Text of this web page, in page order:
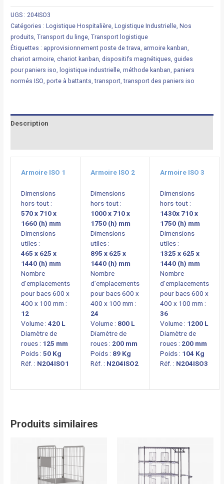
UGS :204ISO3
Catégories : Logistique Hospitalière, Logistique Industrielle, Nos
produits,Transport du linge,Transport logistique
Étiquettes : approvisionnement poste de trava, armoire kanban,
chariot armoire,chariot kanban, dispositifs magnétiques, guides
pour paniers iso, logistique industrielle,méthode kanban,paniers
normés ISO,porte à battants,transport,transport des paniers iso
Description
Armoire ISO 1
Dimensions
hors-tout :
570 x 710 x
1660 (h) mm
Dimensions
utiles :
465 x 625 x
1440 (h) mm
Nombre
d’emplacements
pour bacs 600 x
400 x 100 mm :
12
Volume :420 L
Diamètre de
roues : 125 mm
Poids :50 Kg
Réf. : N204ISO1
Armoire ISO 2
Dimensions
hors-tout :
1000 x 710 x
1750 (h) mm
Dimensions
utiles :
895 x 625 x
1440 (h) mm
Nombre
d’emplacements
pour bacs 600 x
400 x 100 mm :
24
Volume : 800 L
Diamètre de
roues : 200 mm
Poids : 89 Kg
Réf. : N204ISO2
Armoire ISO 3
Dimensions
hors-tout :
1430x 710 x
1750 (h) mm
Dimensions
utiles :
1325 x 625 x
1440 (h) mm
Nombre
d’emplacements
pour bacs 600 x
400 x 100 mm :
36
Volume : 1200 L
Diamètre de
roues : 200 mm
Poids : 104 Kg
Réf. : N204ISO3
Produits similaires